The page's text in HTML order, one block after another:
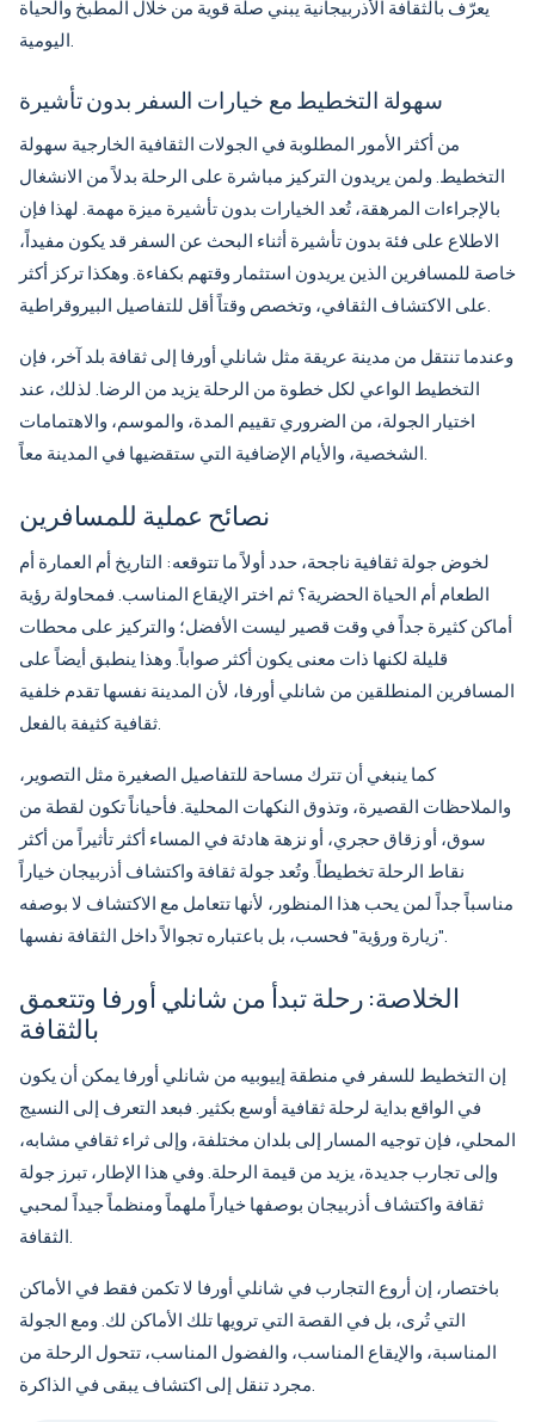
يعرّف بالثقافة الأذربيجانية يبني صلة قوية من خلال المطبخ والحياة
اليومية.
سهولة التخطيط مع خيارات السفر بدون تأشيرة
من أكثر الأمور المطلوبة في الجولات الثقافية الخارجية سهولة
التخطيط. ولمن يريدون التركيز مباشرة على الرحلة بدلاً من الانشغال
بالإجراءات المرهقة، تُعد الخيارات بدون تأشيرة ميزة مهمة. لهذا فإن
الاطلاع على فئة بدون تأشيرةأثناء البحث عن السفر قد يكون مفيداً،
خاصة للمسافرين الذين يريدون استثمار وقتهم بكفاءة. وهكذا تركز أكثر
على الاكتشاف الثقافي، وتخصص وقتاً أقل للتفاصيل البيروقراطية.
وعندما تنتقل من مدينة عريقة مثل شانلي أورفا إلى ثقافة بلد آخر، فإن
التخطيط الواعي لكل خطوة من الرحلة يزيد من الرضا. لذلك، عند
اختيار الجولة، من الضروري تقييم المدة، والموسم، والاهتمامات
الشخصية، والأيام الإضافية التي ستقضيها في المدينة معاً.
نصائح عملية للمسافرين
لخوض جولة ثقافية ناجحة، حدد أولاً ما تتوقعه: التاريخ أم العمارة أم
الطعام أم الحياة الحضرية؟ ثم اختر الإيقاع المناسب. فمحاولة رؤية
أماكن كثيرة جداً في وقت قصير ليست الأفضل؛ والتركيز على محطات
قليلة لكنها ذات معنى يكون أكثر صواباً. وهذا ينطبق أيضاً على
المسافرين المنطلقين من شانلي أورفا، لأن المدينة نفسها تقدم خلفية
ثقافية كثيفة بالفعل.
كما ينبغي أن تترك مساحة للتفاصيل الصغيرة مثل التصوير،
والملاحظات القصيرة، وتذوق النكهات المحلية. فأحياناً تكون لقطة من
سوق، أو زقاق حجري، أو نزهة هادئة في المساء أكثر تأثيراً من أكثر
نقاط الرحلة تخطيطاً. وتُعدجولة ثقافة واكتشاف أذربيجانخياراً
مناسباً جداً لمن يحب هذا المنظور، لأنها تتعامل مع الاكتشاف لا بوصفه
"زيارة ورؤية" فحسب، بل باعتباره تجوالاً داخل الثقافة نفسها.
الخلاصة: رحلة تبدأ من شانلي أورفا وتتعمق
بالثقافة
إن التخطيط للسفر في منطقة إييوبيه من شانلي أورفا يمكن أن يكون
في الواقع بداية لرحلة ثقافية أوسع بكثير. فبعد التعرف إلى النسيج
المحلي، فإن توجيه المسار إلى بلدان مختلفة، وإلى ثراء ثقافي مشابه،
وإلى تجارب جديدة، يزيد من قيمة الرحلة. وفي هذا الإطار، تبرز جولة
ثقافة واكتشاف أذربيجان بوصفها خياراً ملهماً ومنظماً جيداً لمحبي
الثقافة.
باختصار، إن أروع التجارب في شانلي أورفا لا تكمن فقط في الأماكن
التي تُرى، بل في القصة التي ترويها تلك الأماكن لك. ومع الجولة
المناسبة، والإيقاع المناسب، والفضول المناسب، تتحول الرحلة من
مجرد تنقل إلى اكتشاف يبقى في الذاكرة.